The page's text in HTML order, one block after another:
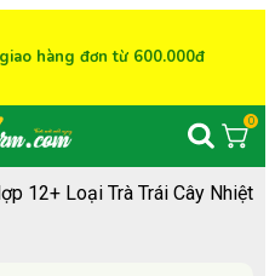
hàng đơn từ 600.000đ
0
12+ Loại Trà Trái Cây Nhiệt